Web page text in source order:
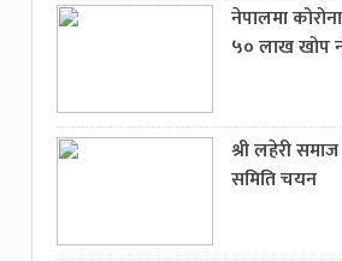
नेपालमा
५० लाख खोप
श्री लहेरी
समिति चयन